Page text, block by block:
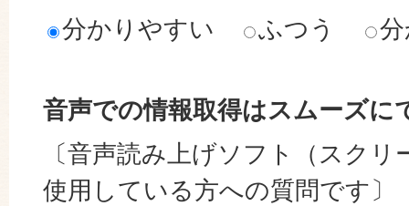
分かりやすい
ふつう
音声での情報取得はスムーズに
〔音声読み上げソフト（スク
使用している方への質問です〕